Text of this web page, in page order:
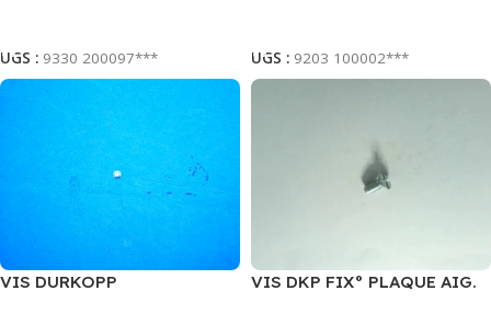
UGS : 9330 200097***
UGS : 9203 100002***
VIS DURKOPP VIS DKP FIX° PLAQUE AIG.